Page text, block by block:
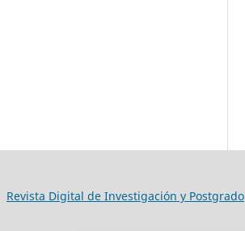
Revista Digital de Investigación y Postgrado